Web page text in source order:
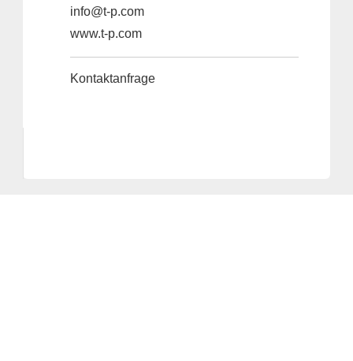
info@t-p.com
www.t-p.com
Kontaktanfrage